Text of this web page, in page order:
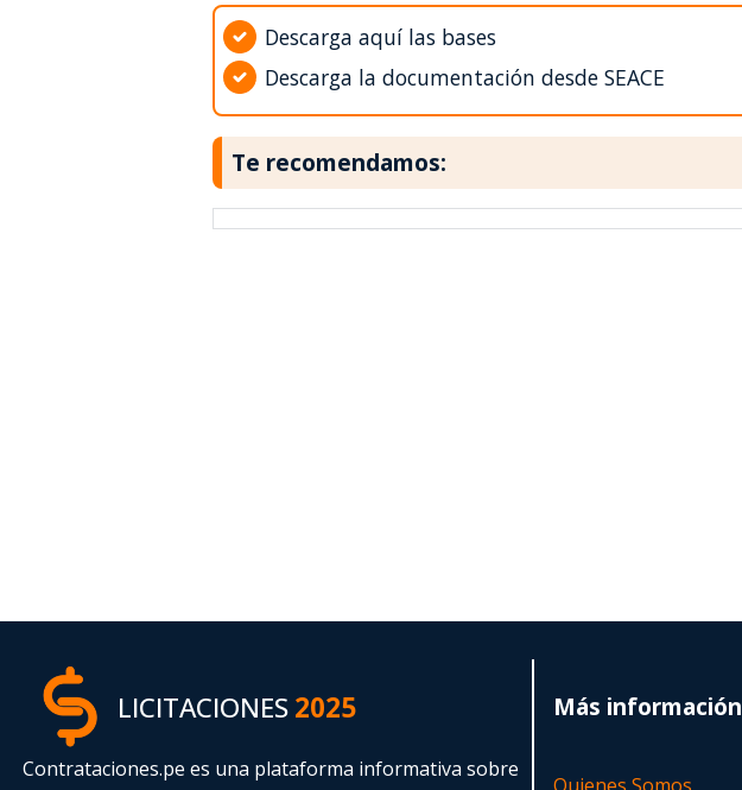
Descarga aquí las bases
Descarga la documentación desde SEACE
Te recomendamos:
LICITACIONES2025
Contrataciones.pe es una plataforma informativa sobre
Más información
Quienes Somos